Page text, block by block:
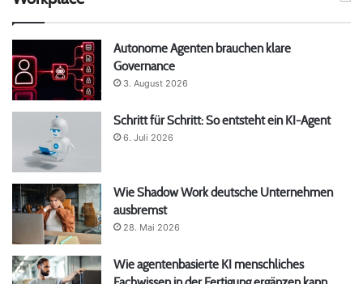
Autonome Agenten brauchen klare
Governance
3. August 2026
Schritt für Schritt: So entsteht ein KI-Agent
6. Juli 2026
Wie Shadow Work deutsche Unternehmen
ausbremst
28. Mai 2026
Wie agentenbasierte KI menschliches